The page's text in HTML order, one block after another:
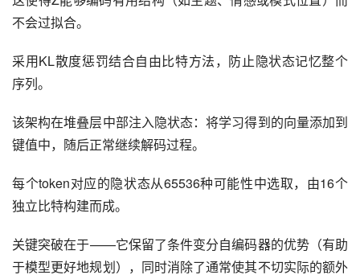
不会过拟合。
采用KL散度惩罚结合自由比特方法，防止隐状态记忆整个
序列。
该架构在堆叠层中部注入隐状态：将学习得到的向量添加到
键值中，随后正常继续解码过程。
每个token对应的隐状态从65536种可能性中选取，由16个
独立比特构建而成。
关键突破在于——它保留了条件变分自编码器的优势（有助
于模型更好地规划），同时消除了通常使其不切实际的额外